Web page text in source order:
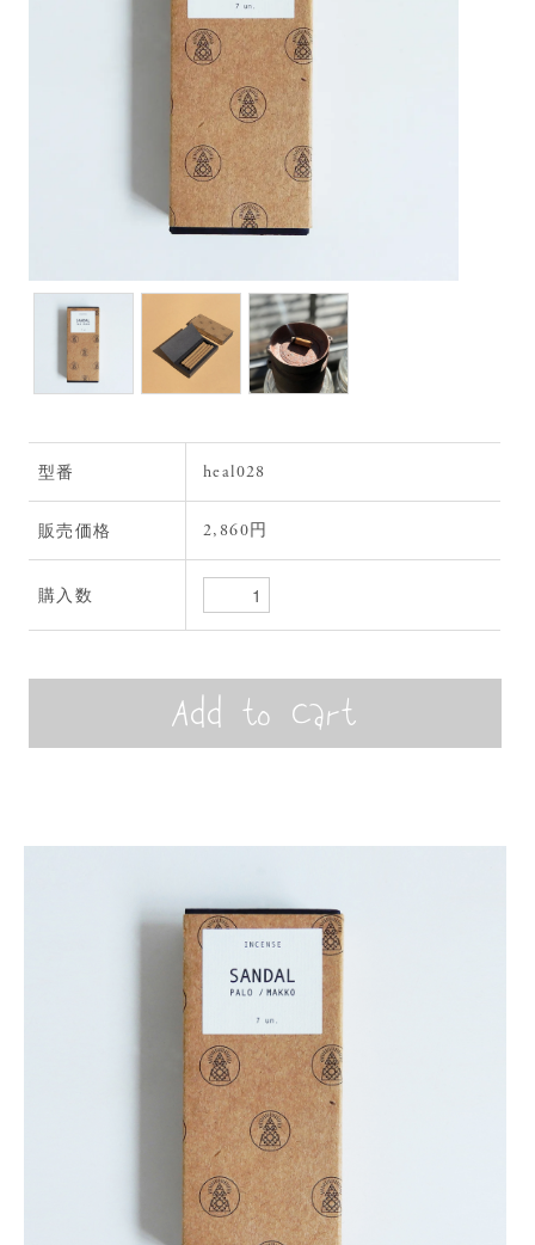
型番 heal028
販売価格 2,860円
購入数